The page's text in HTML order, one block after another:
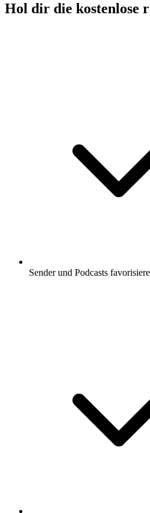
Hol dir die kostenlose
Sender und Podcasts